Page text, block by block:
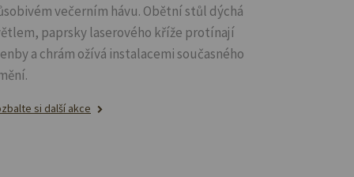
večerním hávu. Obětní stůl dýchá
paprsky laserového kříže protínají
a chrám ožívá instalacemi současného
si další akce